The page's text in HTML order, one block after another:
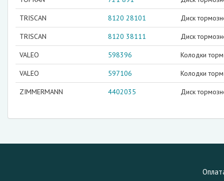
TRISCAN 8120 28101 Диск
TRISCAN 8120 38111 Диск
VALEO 598396 Колодки
VALEO 597106 Колодки
ZIMMERMANN 4402035 Диск